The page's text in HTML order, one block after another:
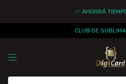
✅ AHORRÁ TIEMPO Y
CLUB DE SUBLIMADORES